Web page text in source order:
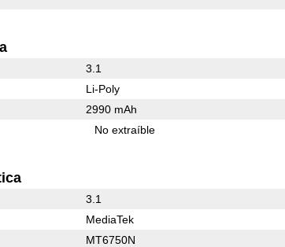
3.1
Li-Poly
2990 mAh
No extraíble
3.1
MediaTek
MT6750N